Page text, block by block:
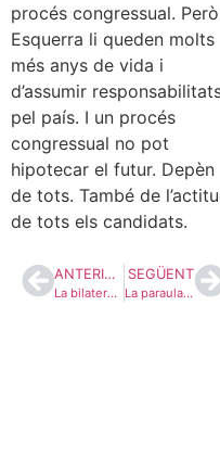
procés congressual.
Esquerra li queden molts
més anys de vida i
d’assumir
pel país. I un procés
congressual no pot
hipotecar el futur. Depèn
de tots. També de
de tots els candidats.
ANTERIOR
La bilateralitat no pot acabar sent un cafè descafeïnat i reescalfat per tothom
SEGÜENT
La paraula és vostra